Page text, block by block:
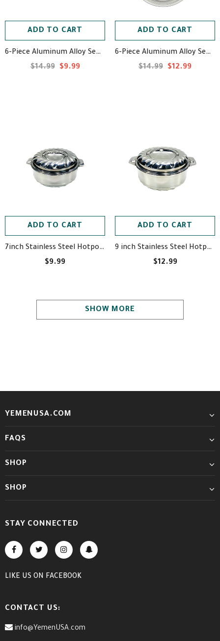
ADD TO CART
6-Piece Aluminum Alloy Semicircle Sweet Mold Baking Tool for DIY Crafting, Pudding, Egg Tarts, or Crème Caramel.
$14.99 $9.99
ADD TO CART
6-Piece Aluminum Alloy Semicircle Sweet Mold Baking Tool in Different Sizes for DIY Crafting, Pudding, Egg Tarts, or Crème Caramel.
$14.99 $12.99
ADD TO CART
7inch Stainless Steel Hotpot - حافظة طعام حراريه
$9.99
ADD TO CART
9 inch Stainless Steel Hotpot - حافظة طعام حراريه
$12.99
SHOW MORE
YEMENUSA.COM
FAQS
SHOP
SHOP
STAY CONNECTED
LIKE US ON FACEBOOK
CONTACT US:
info@YemenUSA.com